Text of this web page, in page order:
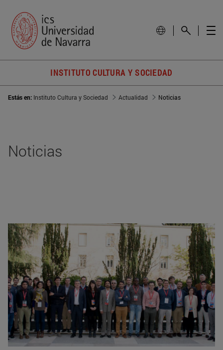
INSTITUTO CULTURA Y SOCIEDAD
Estás en: Instituto Cultura y Sociedad Actualidad Noticias
Noticias